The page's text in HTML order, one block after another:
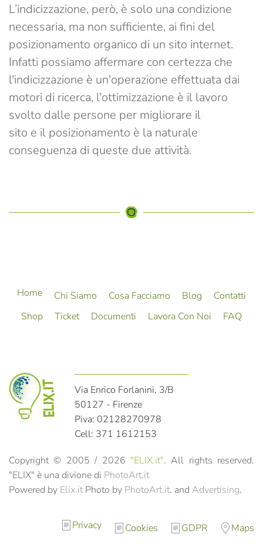
L’indicizzazione, però, è solo una condizione
necessaria, ma non sufficiente, ai fini del
posizionamento organico di un sito internet.
Infatti possiamo affermare con certezza che
l'indicizzazione è un'operazione effettuata dai
motori di ricerca, l'ottimizzazione è il lavoro
svolto dalle persone per migliorare il
sito e il posizionamento è la naturale
conseguenza di queste due attività.
Home Chi Siamo Cosa Facciamo Blog
Contatti
Shop
Ticket Documenti Lavora Con Noi FAQ
Via Enrico Forlanini, 3/B
50127 - Firenze
Piva: 02128270978
Cell: 371 1612153
Copyright © 2005 / 2026 "ELIX.it". All rights reserved.
"ELIX" è una divione di PhotoArt.it
Powered by Elix.itPhoto by PhotoArt.it. and Advertising.
Privacy Cookies GDPR Maps